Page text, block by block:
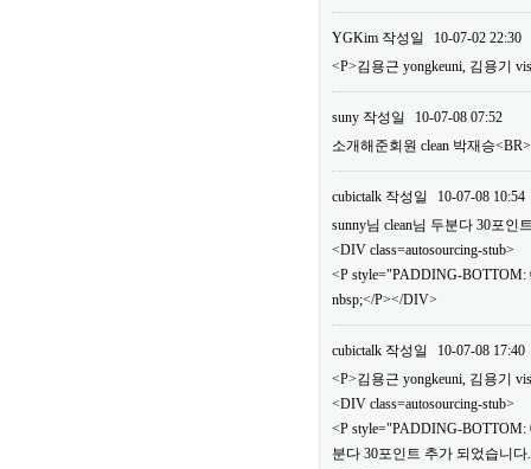
YGKim 작성일
10-07-02 22:30
<P>김용근 yongkeuni, 김용기
suny 작성일
10-07-08 07:52
소개해준회원 clean 박재승
cubictalk 작성일
10-07-08 10:54
sunny님 clean님 두분다 30포
<DIV class=autosourcing-stub>
<P style="PADDING-
nbsp;</P></DIV>
cubictalk 작성일
10-07-08 17:40
<P>김용근 yongkeuni, 김용기
<DIV class=autosourcing-stub>
<P style="PADDING-
분다 30포인트 추가 되었습니